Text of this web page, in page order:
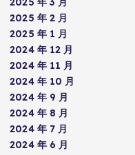
2025 年 2 月
2025 年 1 月
2024 年 12 月
2024 年 11 月
2024 年 10 月
2024 年 9 月
2024 年 8 月
2024 年 7 月
2024 年 6 月